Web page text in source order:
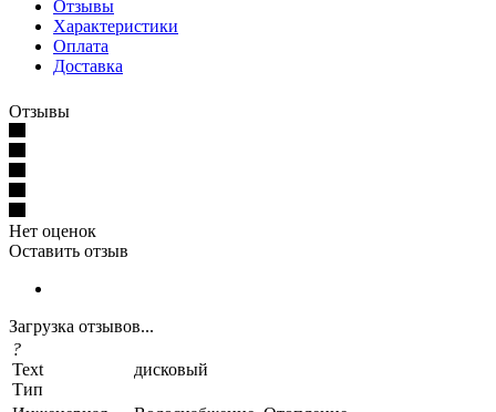
Отзывы
Характеристики
Оплата
Доставка
Отзывы
Нет оценок
Оставить отзыв
Загрузка отзывов...
?
Text
Тип
дисковый